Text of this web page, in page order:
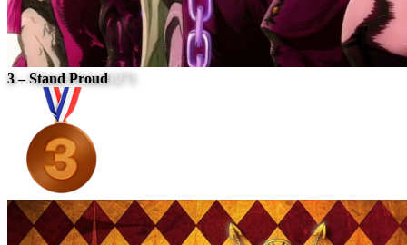
3 – Stand Proud1271